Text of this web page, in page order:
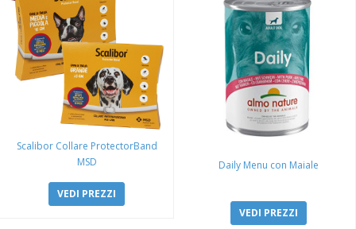
Scalibor Collare ProtectorBand
MSD
VEDI PREZZI
Daily Menu con Maiale
VEDI PREZZI